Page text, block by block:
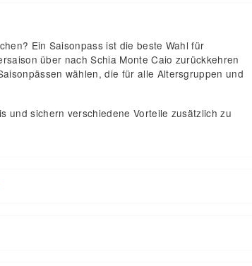
Ein Saisonpass ist die beste Wahl für
über nach Schia Monte Caio zurückkehren
wählen, die für alle Altersgruppen und
und sichern verschiedene Vorteile zusätzlich zu
Mit den 10 Abfahrten und 4 Liften ist es